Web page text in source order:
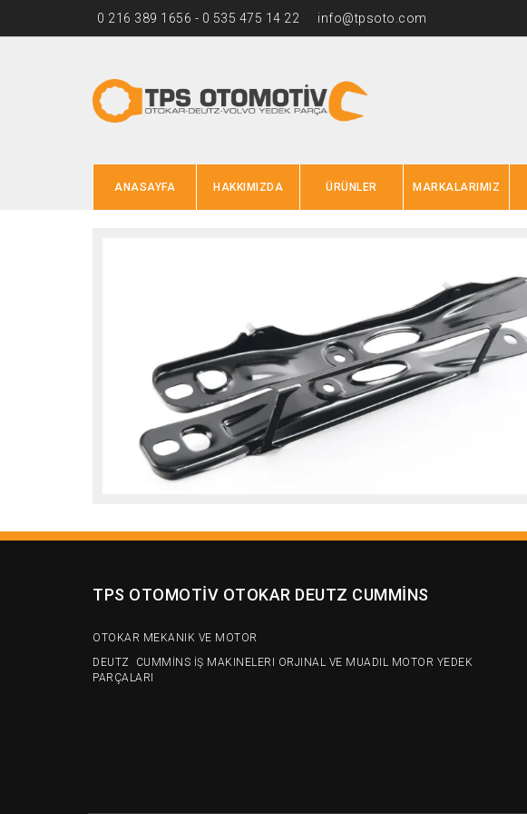
0 216 389 1656 - 0 535 475 14 22 info@tpsoto.com
ANASAYFA HAKKIMIZDA ÜRÜNLER MARKALARIMIZ
TPS OTOMOTİV OTOKAR DEUTZ CUMMİNS
OTOKAR MEKANIK VE MOTOR
DEUTZ CUMMİNS İŞ MAKINELERI ORJINAL VE MUADIL MOTOR YEDEK
PARÇALARI